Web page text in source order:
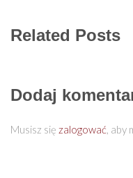
Related Posts
Dodaj
Musisz się zalogować, aby